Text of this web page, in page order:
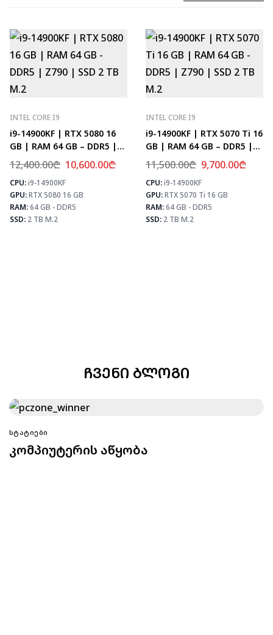
INTEL CORE I9
i9-14900KF | RTX 5080 16
GB | RAM 64 GB – DDR5 |
Z790 | SSD 2 TB M.2
12,400.00₾ 10,600.00₾
CPU:i9-14900KF
GPU:RTX 5080 16 GB
RAM:64 GB - DDR5
SSD: 2 TB M.2
⚡ MAX FPS
CS2
504
PUBG
307
Fortnite
361
INTEL CORE I9
i9-14900KF | RTX 5070 Ti 16
GB | RAM 64 GB – DDR5 |
Z790 | SSD 2 TB M.2
11,500.00₾ 9,700.00₾
CPU:i9-14900KF
GPU:RTX 5070 Ti 16 GB
RAM:64 GB - DDR5
SSD: 2 TB M.2
ᲩᲕᲔᲜᲘ ᲑᲚᲝᲒᲘ
ᲡᲢᲐᲢᲘᲔᲑᲘ
კომპიუტერის აწყობა